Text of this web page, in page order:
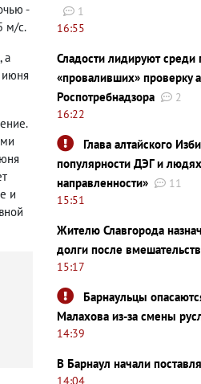
-
м/с.
а
и
1
16:55
Сладости лидируют среди
«проваливших» проверку
Роспотребнадзора
2
16:22
Глава алтайского
популярности ДЭГ и
направленности»
11
15:51
Жителю Славгорода
долги после
15:17
Барнаульцы
Малахова из-за смены
14:39
В Барнаул начали
14:04